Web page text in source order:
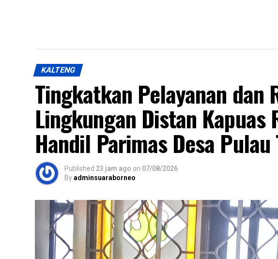
KALTENG
Tingkatkan Pelayanan dan
Lingkungan Distan Kapuas
Handil Parimas Desa Pulau
Published 23 jam ago on 07/08/2026
Byadminsuaraborneo